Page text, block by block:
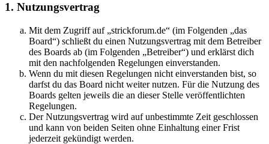
1. Nutzungsvertrag
Mit dem Zugriff auf „strickforum.de“ (im Folgenden „das
Board“) schließt du einen Nutzungsvertrag mit dem Betreiber
des Boards ab (im Folgenden „Betreiber“) und erklärst dich
mit den nachfolgenden Regelungen einverstanden.
Wenn du mit diesen Regelungen nicht einverstanden bist, so
darfst du das Board nicht weiter nutzen. Für die Nutzung des
Boards gelten jeweils die an dieser Stelle veröffentlichten
Regelungen.
Der Nutzungsvertrag wird auf unbestimmte Zeit geschlossen
und kann von beiden Seiten ohne Einhaltung einer Frist
jederzeit gekündigt werden.